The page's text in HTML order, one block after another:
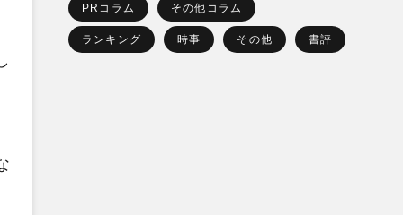
PRコラム その他コラム
ランキング 時事 その他 書評